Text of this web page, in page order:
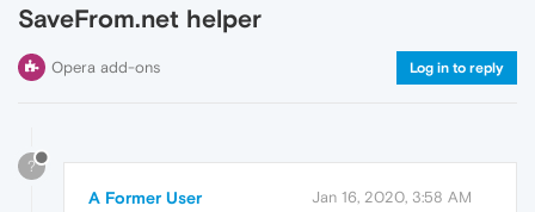
SaveFrom.net helper
Opera add-ons Log in to reply
?
A Former User Jan 16, 2020, 3:58 AM